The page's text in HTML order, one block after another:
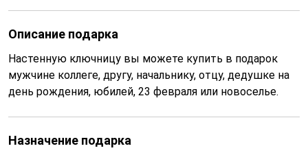
Описание подарка
Настенную ключницу вы можете купить в подарок
мужчине коллеге, другу, начальнику, отцу, дедушке на
день рождения, юбилей, 23 февраля или новоселье.
Назначение подарка